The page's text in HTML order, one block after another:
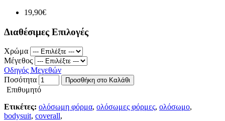
19,90€
Διαθέσιμες Επιλογές
Χρώμα
Μέγεθος
Οδηγός Μεγεθών
Ποσότητα
Προσθήκη στο Καλάθι
Επιθυμητό
Ετικέτες: ολόσωμη φόρμα, ολόσωμες φόρμες, ολόσωμο,
bodysuit, coverall,